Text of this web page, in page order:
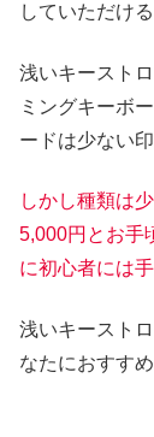
していただけ
浅いキースト
ミングキーボ
ードは少ない印
しかし種類は
5,000円とお手
に初心者には
浅いキースト
なたにおすす